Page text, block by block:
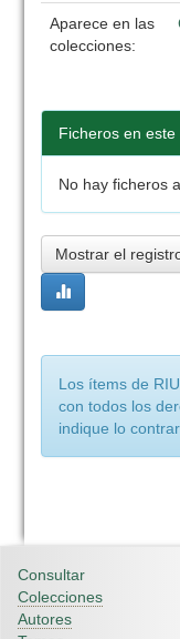
Aparece en las
colecciones:
Ficheros en este
No hay ficheros
Mostrar el
Los ítems de
con todos los
indique lo
Consultar
Colecciones
Autores